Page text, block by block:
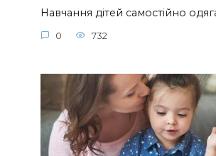
Навчання дітей самостійно
0 732